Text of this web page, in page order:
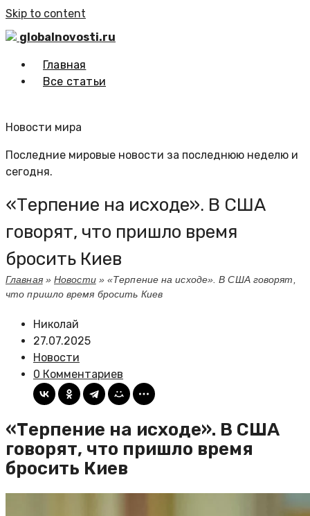
Skip to content
globalnovosti.ru
Главная
Все статьи
Новости мира
Последние мировые новости за последнюю неделю и
сегодня.
«Терпение на исходе». В США
говорят, что пришло время
бросить Киев
Главная»Новости»«Терпение на исходе». В США говорят,
что пришло время бросить Киев
Николай
27.07.2025
Новости
0 Комментариев
«Терпение на исходе». В США
говорят, что пришло время
бросить Киев